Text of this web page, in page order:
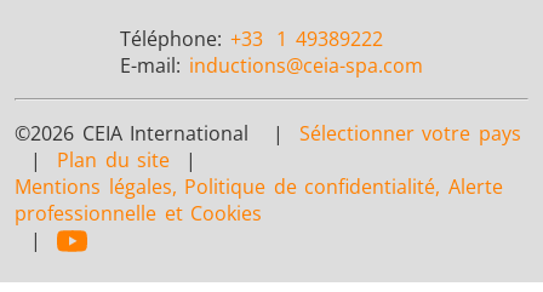
Téléphone: +33 1 49389222
E-mail: inductions@ceia-spa.com
©2026 CEIA International | Sélectionner votre pays
| Plan du site |
Mentions légales, Politique de confidentialité, Alerte
professionnelle et Cookies
|